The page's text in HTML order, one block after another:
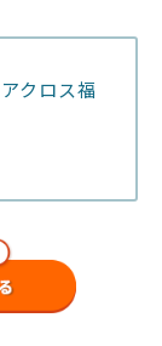
クロス福